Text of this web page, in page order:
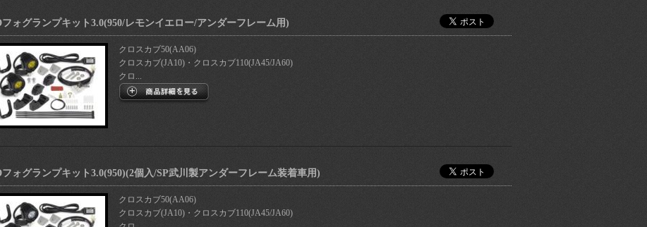
ォグランプキット3.0(950/レモンイエロー/アンダーフレーム用)
クロスカブ50(AA06)
クロスカブ(JA10)・クロスカブ110(JA45/JA60)
クロ...
ォグランプキット3.0(950)(2個入/SP武川製アンダーフレーム装着車用)
クロスカブ50(AA06)
クロスカブ(JA10)・クロスカブ110(JA45/JA60)